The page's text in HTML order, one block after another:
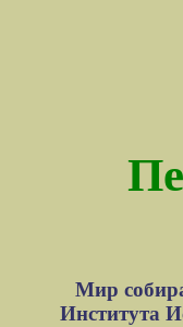
Мир
Института